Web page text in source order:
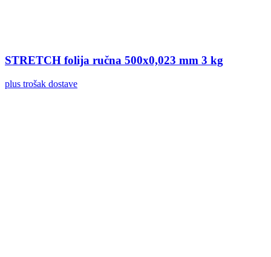
STRETCH folija ručna 500x0,023 mm 3 kg
plus trošak dostave